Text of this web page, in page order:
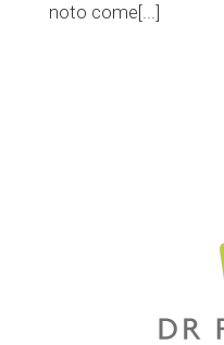
noto come[...]